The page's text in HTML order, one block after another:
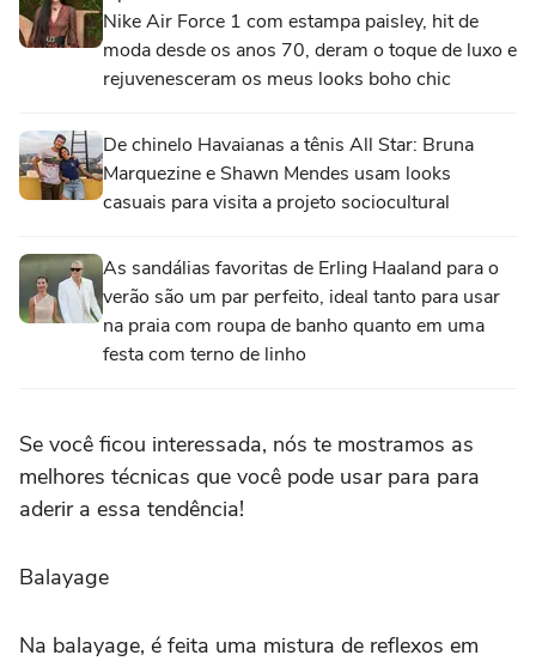
Nike Air Force 1 com estampa paisley, hit de
moda desde os anos 70, deram o toque de luxo e
rejuvenesceram os meus looks boho chic
De chinelo Havaianas a tênis All Star: Bruna
Marquezine e Shawn Mendes usam looks
casuais para visita a projeto sociocultural
As sandálias favoritas de Erling Haaland para o
verão são um par perfeito, ideal tanto para usar
na praia com roupa de banho quanto em uma
festa com terno de linho
Se você ficou interessada, nós te mostramos as
melhores técnicas que você pode usar para para
aderir a essa tendência!
Balayage
Na balayage, é feita uma mistura de reflexos em